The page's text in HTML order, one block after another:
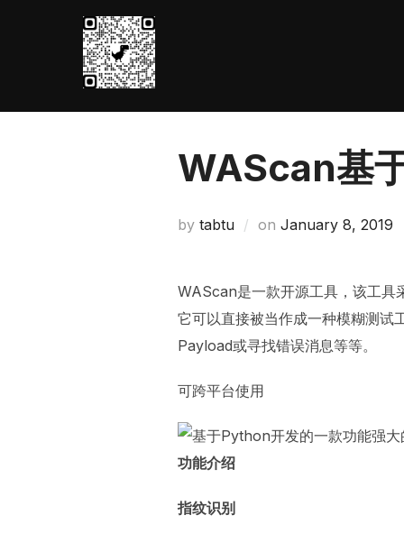
WAScan基
by tabtu on Posted
January 8, 2019
WAScan是一款开源工具，该工具
它可以直接被当作成一种模糊测试
Payload或寻找错误消息等等。
可跨平台使用
功能介绍
指纹识别